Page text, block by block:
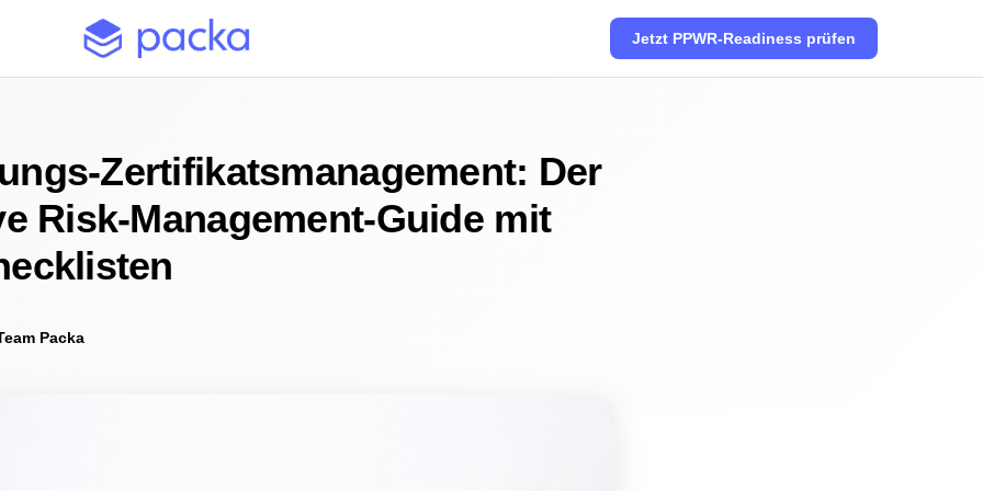
Jetzt PPWR-Readiness prüfen
Zertifikatsmanagement: Der
Risk-Management-Guide mit
Packa